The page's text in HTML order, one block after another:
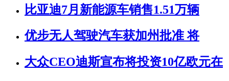
比亚迪7月新能源车销售1.51万辆
优步无人驾驶汽车获加州批准 将
大众CEO迪斯宣布将投资10亿欧元在